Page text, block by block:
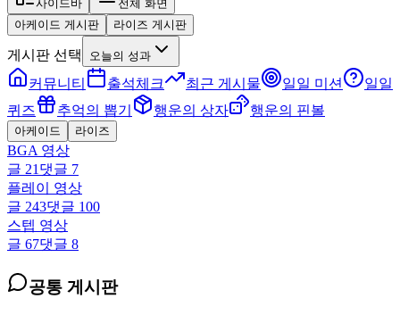
사이드바
전체 화면
아케이드 게시판
라이즈 게시판
게시판 선택 오늘의 성과
커뮤니티 출석체크 최근 게시물 일일 미션
일일
퀴즈
추억의 뽑기 행운의 상자 행운의 핀볼
아케이드 라이즈
BGA 영상
글 21 댓글 7
플레이 영상
글 243댓글 100
스텝 영상
글 67댓글 8
공통 게시판